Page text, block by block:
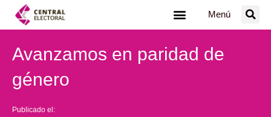
Menú
Avanzamos en paridad de
género
Publicado el: